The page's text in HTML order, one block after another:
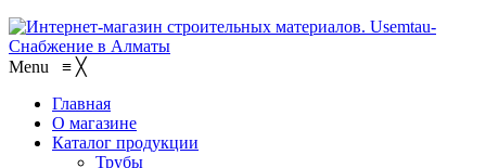
Menu ≡ ╳
Главная
О магазине
Каталог продукции
Трубы